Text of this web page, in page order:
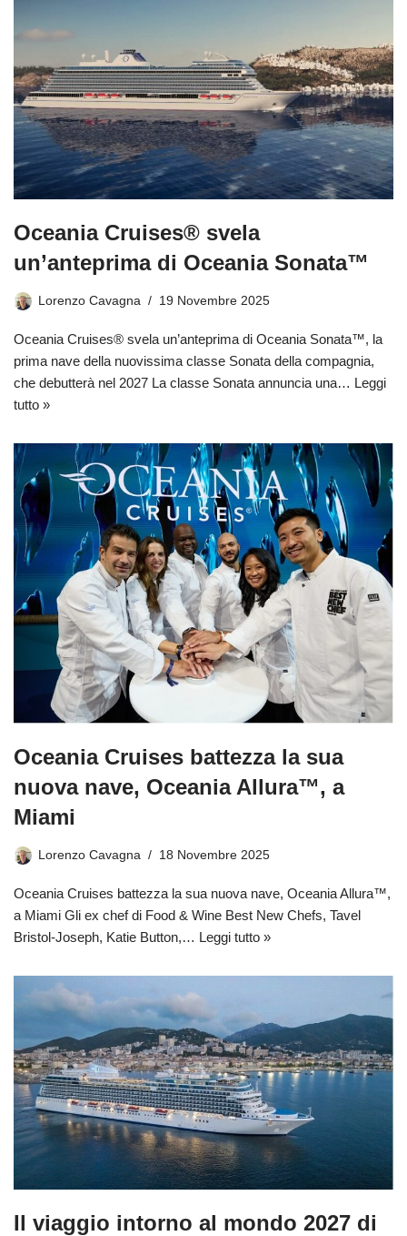
Oceania Cruises® svela
un’anteprima di Oceania Sonata™
Lorenzo Cavagna 19 Novembre 2025
Oceania Cruises® svela un’anteprima di Oceania Sonata™, la
prima nave della nuovissima classe Sonata della compagnia,
che debutterà nel 2027 La classe Sonata annuncia una… Leggi
tutto »
Oceania Cruises battezza la sua
nuova nave, Oceania Allura™, a
Miami
Lorenzo Cavagna 18 Novembre 2025
Oceania Cruises battezza la sua nuova nave, Oceania Allura™,
a Miami Gli ex chef di Food & Wine Best New Chefs, Tavel
Bristol-Joseph, Katie Button,… Leggi tutto »
Il viaggio intorno al mondo 2027 di